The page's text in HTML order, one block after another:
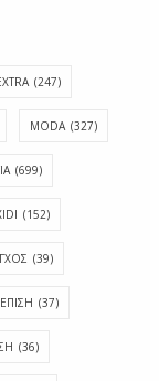
(247)
MODA (327)
(699)
(152)
(39)
(37)
(36)